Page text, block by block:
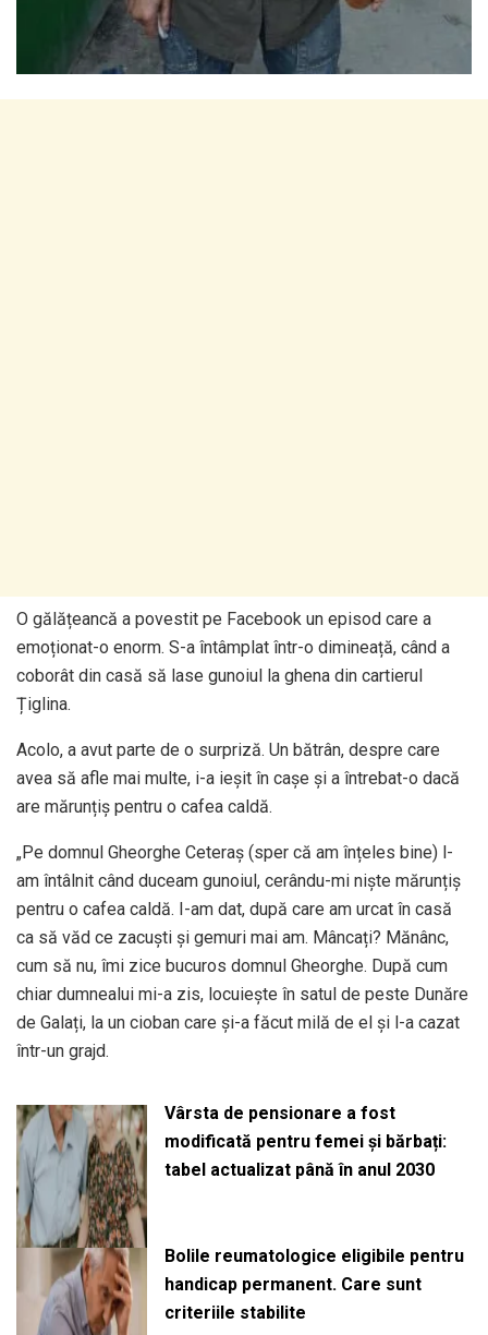
O gălățeancă a povestit pe Facebook un episod care a
emoționat-o enorm. S-a întâmplat într-o dimineață, când a
coborât din casă să lase gunoiul la ghena din cartierul
Țiglina.
Acolo, a avut parte de o surpriză. Un bătrân, despre care
avea să afle mai multe, i-a ieșit în cașe și a întrebat-o dacă
are mărunțiș pentru o cafea caldă.
„Pe domnul Gheorghe Ceteraș (sper că am înțeles bine) l-
am întâlnit când duceam gunoiul, cerându-mi niște mărunțiș
pentru o cafea caldă. I-am dat, după care am urcat în casă
ca să văd ce zacuști și gemuri mai am. Mâncați? Mănânc,
cum să nu, îmi zice bucuros domnul Gheorghe. După cum
chiar dumnealui mi-a zis, locuiește în satul de peste Dunăre
de Galați, la un cioban care și-a făcut milă de el și l-a cazat
într-un grajd.
Vârsta de pensionare a fost
modificată pentru femei și bărbați:
tabel actualizat până în anul 2030
Bolile reumatologice eligibile pentru
handicap permanent. Care sunt
criteriile stabilite